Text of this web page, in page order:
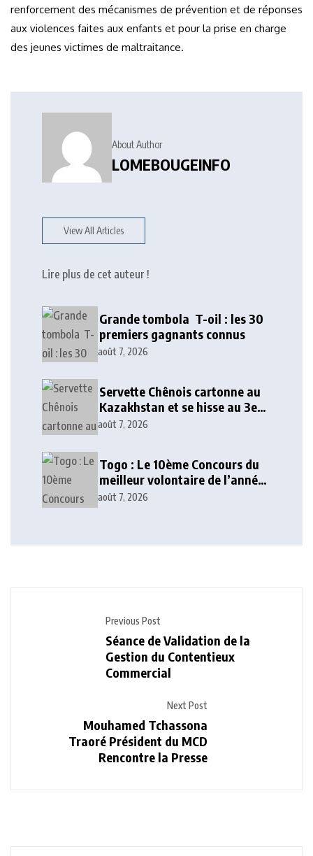
renforcement des mécanismes de prévention et de réponses
aux violences faites aux enfants et pour la prise en charge
des jeunes victimes de maltraitance.
About Author
LOMEBOUGEINFO
View All Articles
Lire plus de cet auteur !
Grande tombola T-oil : les 30
premiers gagnants connus
août 7, 2026
Servette Chênois cartonne au
Kazakhstan et se hisse au 3e
tour qualificatif
août 7, 2026
Togo : Le 10ème Concours du
meilleur volontaire de l’année
lancé
août 7, 2026
Previous Post
Séance de Validation de la
Gestion du Contentieux
Commercial
Next Post
Mouhamed Tchassona
Traoré Président du MCD
Rencontre la Presse